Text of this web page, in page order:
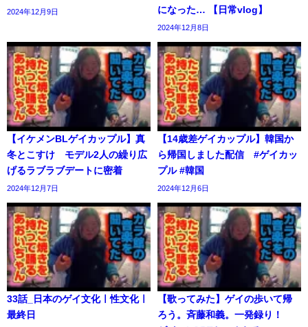
2024年12月9日
になった… 【日常vlog】
2024年12月8日
【イケメンBLゲイカップル】真
冬とこすけ モデル2人の繰り広
げるラブラブデートに密着
2024年12月7日
【14歳差ゲイカップル】韓国か
ら帰国しました配信 #ゲイカッ
プル #韓国
2024年12月6日
33話_日本のゲイ文化ㅣ性文化ㅣ
最終日
【歌ってみた】ゲイの歩いて帰
ろう。斉藤和義。一発録り！